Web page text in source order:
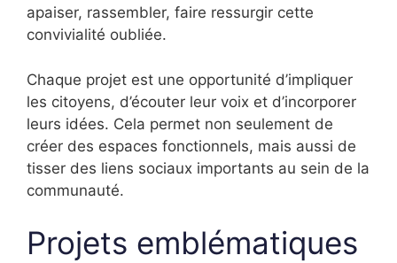
apaiser, rassembler, faire ressurgir cette
convivialité oubliée.
Chaque projet est une opportunité d’impliquer
les citoyens, d’écouter leur voix et d’incorporer
leurs idées. Cela permet non seulement de
créer des espaces fonctionnels, mais aussi de
tisser des liens sociaux importants au sein de la
communauté.
Projets emblématiques